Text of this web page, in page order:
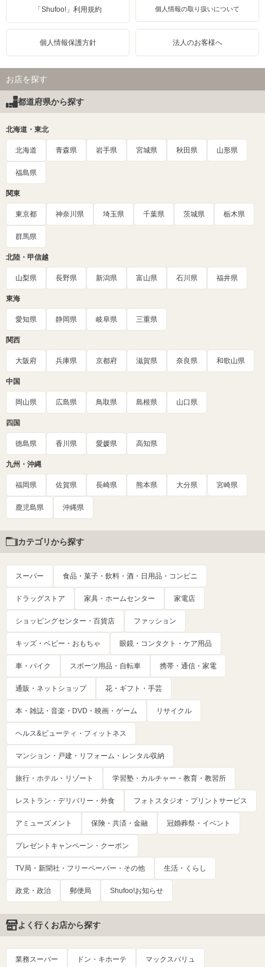
「Shufoo!」利用規約 個人情報の取り扱いについて
個人情報保護方針 法人のお客様へ
お店を探す
都道府県から探す
北海道・東北
北海道 青森県 岩手県 宮城県 秋田県 山形県
福島県
関東
東京都 神奈川県 埼玉県 千葉県 茨城県 栃木県
群馬県
北陸・甲信越
山梨県 長野県 新潟県 富山県 石川県 福井県
東海
愛知県 静岡県 岐阜県 三重県
関西
大阪府 兵庫県 京都府 滋賀県 奈良県 和歌山県
中国
岡山県 広島県 鳥取県 島根県 山口県
四国
徳島県 香川県 愛媛県 高知県
九州・沖縄
福岡県 佐賀県 長崎県 熊本県 大分県 宮崎県
鹿児島県 沖縄県
カテゴリから探す
スーパー 食品・菓子・飲料・酒・日用品・コンビニ
ドラッグストア 家具・ホームセンター 家電店
ショッピングセンター・百貨店 ファッション
キッズ・ベビー・おもちゃ 眼鏡・コンタクト・ケア用品
車・バイク スポーツ用品・自転車 携帯・通信・家電
通販・ネットショップ 花・ギフト・手芸
本・雑誌・音楽・DVD・映画・ゲーム リサイクル
ヘルス&ビューティ・フィットネス
マンション・戸建・リフォーム・レンタル収納
旅行・ホテル・リゾート 学習塾・カルチャー・教育・教習所
レストラン・デリバリー・外食 フォトスタジオ・プリントサービス
アミューズメント 保険・共済・金融 冠婚葬祭・イベント
プレゼントキャンペーン・クーポン
TV局・新聞社・フリーペーパー・その他 生活・くらし
政党・政治 郵便局 Shufoo!お知らせ
よく行くお店から探す
業務スーパー ドン・キホーテ マックスバリュ